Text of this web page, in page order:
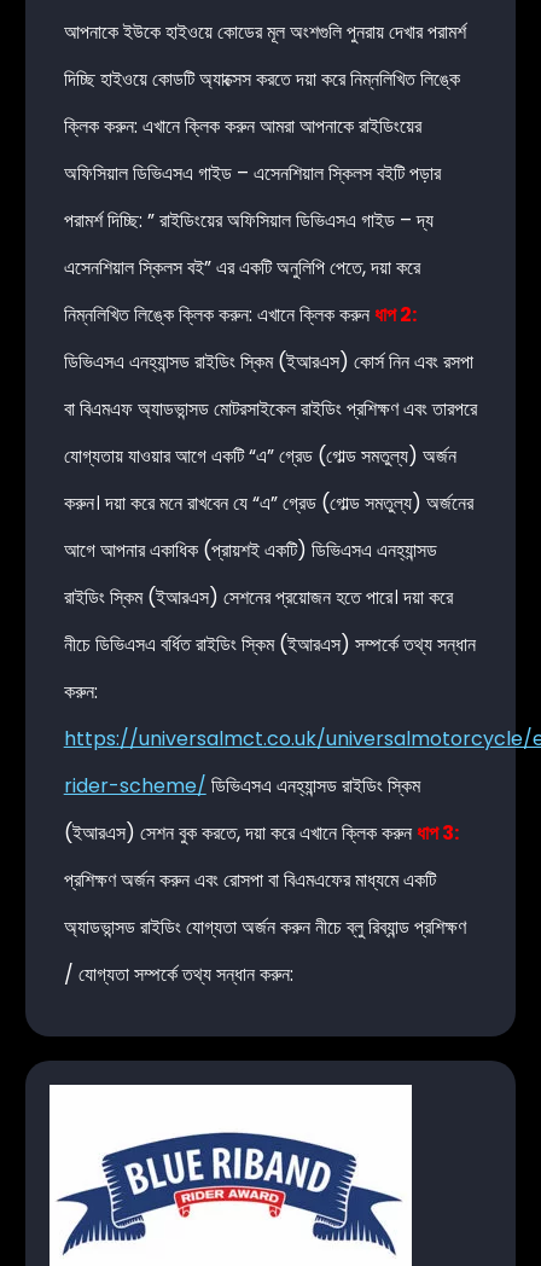
আপনাকে ইউকে হাইওয়ে কোডের মূল অংশগুলি পুনরায় দেখার পরামর্শ
দিচ্ছি হাইওয়ে কোডটি অ্যাক্সেস করতে দয়া করে নিম্নলিখিত লিঙ্কে
ক্লিক করুন: এখানে ক্লিক করুনআমরা আপনাকে রাইডিংয়ের
অফিসিয়াল ডিভিএসএ গাইড – এসেনশিয়াল স্কিলস বইটি পড়ার
পরামর্শ দিচ্ছি: ” রাইডিংয়ের অফিসিয়াল ডিভিএসএ গাইড – দ্য
এসেনশিয়াল স্কিলস বই” এর একটি অনুলিপি পেতে, দয়া করে
নিম্নলিখিত লিঙ্কে ক্লিক করুন: এখানে ক্লিক করুন ধাপ 2:
ডিভিএসএ এনহ্যান্সড রাইডিং স্কিম (ইআরএস) কোর্স নিন এবং রসপা
বা বিএমএফ অ্যাডভান্সড মোটরসাইকেল রাইডিং প্রশিক্ষণ এবং তারপরে
যোগ্যতায় যাওয়ার আগে একটি “এ” গ্রেড (গোল্ড সমতুল্য) অর্জন
করুন। দয়া করে মনে রাখবেন যে “এ” গ্রেড (গোল্ড সমতুল্য) অর্জনের
আগে আপনার একাধিক (প্রায়শই একটি) ডিভিএসএ এনহ্যান্সড
রাইডিং স্কিম (ইআরএস) সেশনের প্রয়োজন হতে পারে। দয়া করে
নীচে ডিভিএসএ বর্ধিত রাইডিং স্কিম (ইআরএস) সম্পর্কে তথ্য সন্ধান
করুন:
https://universalmct.co.uk/universalmotorcycle/
rider-scheme/ ডিভিএসএ এনহ্যান্সড রাইডিং স্কিম
(ইআরএস) সেশন বুক করতে, দয়া করে এখানেক্লিক করুন ধাপ 3:
প্রশিক্ষণ অর্জন করুন এবং রোসপা বা বিএমএফের মাধ্যমে একটি
অ্যাডভান্সড রাইডিং যোগ্যতা অর্জন করুন নীচে ব্লু রিব্যান্ড প্রশিক্ষণ
/ যোগ্যতা সম্পর্কে তথ্য সন্ধান করুন: